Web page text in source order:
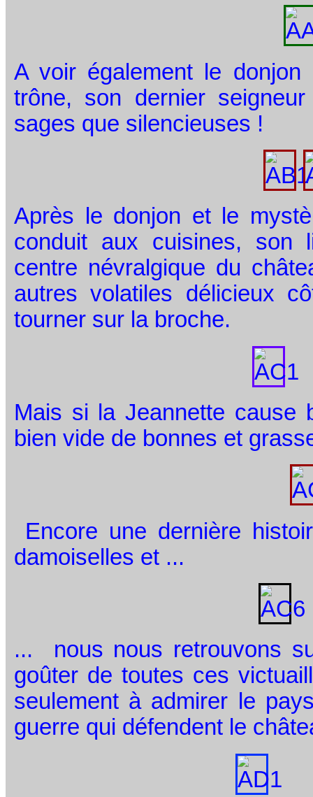
A voir également le
trône, son dernier
sages que silencieuses !
Après le donjon et le
conduit aux cuisines, son
centre névralgique du
autres volatiles délicieux
tourner sur la broche.
Mais si la Jeannette cause
bien vide de bonnes et
Encore une dernière
damoiselles et ...
... nous nous retrouvons
goûter de toutes ces
seulement à admirer le
guerre qui défendent le